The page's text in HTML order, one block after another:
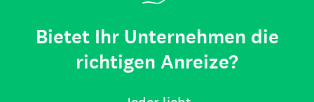
Bietet Ihr Unternehmen die
richtigen Anreize?